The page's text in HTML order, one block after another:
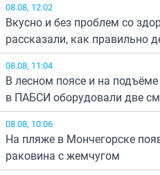
08.08, 12:02
Вкусно и без проблем со
рассказали, как правильно
08.08, 11:04
В лесном поясе и на
в ПАБСИ оборудовали две
08.08, 10:06
На пляже в Мончегорске
раковина с жемчугом